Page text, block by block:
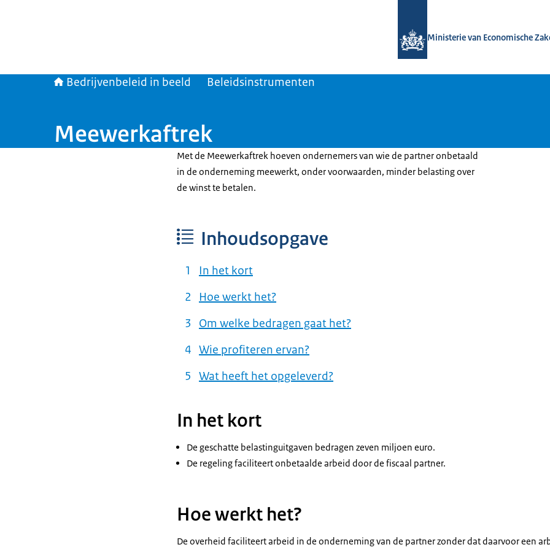
Ministerie van Economische
Bedrijvenbeleid in beeld Beleidsinstrumenten
Meewerkaftrek
Met de Meewerkaftrek hoeven ondernemers van wie de partner onbetaald
in de onderneming meewerkt, onder voorwaarden, minder belasting over
de winst te betalen.
Inhoudsopgave
In het kort
Hoe werkt het?
Om welke bedragen gaat het?
Wie profiteren ervan?
Wat heeft het opgeleverd?
In het kort
De geschatte belastinguitgaven bedragen zeven miljoen euro.
De regeling faciliteert onbetaalde arbeid door de fiscaal partner.
Hoe werkt het?
De overheid faciliteert arbeid in de onderneming van de partner zonder dat daarvoor een